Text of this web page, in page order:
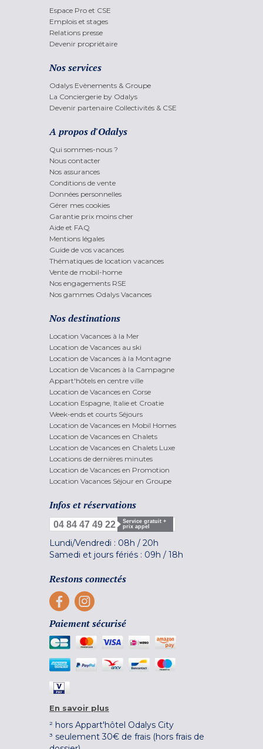
Espace Pro et CSE
Emplois et stages
Relations presse
Devenir propriétaire
Nos services
Odalys Evènements & Groupe
La Conciergerie by Odalys
Devenir partenaire Collectivités & CSE
A propos d'Odalys
Qui sommes-nous ?
Nous contacter
Nos assurances
Conditions de vente
Données personnelles
Gérer mes cookies
Garantie prix moins cher
Aide et FAQ
Mentions légales
Guide de vos vacances
Thématiques de location vacances
Vente de mobil-home
Nos engagements RSE
Nos gammes Odalys Vacances
Nos destinations
Location Vacances à la Mer
Location de Vacances au ski
Location de Vacances à la Montagne
Location de Vacances à la Campagne
Appart'hôtels en centre ville
Location de Vacances en Corse
Location Espagne, Italie et Croatie
Week-ends et courts Séjours
Location de Vacances en Mobil Homes
Location de Vacances en Chalets
Location de Vacances en Chalets Luxe
Locations de dernières minutes
Location de Vacances en Promotion
Location Vacances Séjour en Groupe
Infos et réservations
04 84 47 49 22
Service gratuit +
prix appel
Lundi/Vendredi : 08h / 20h
Samedi et jours fériés : 09h / 18h
Restons connectés
Paiement sécurisé
En savoir plus
² hors Appart'hôtel Odalys City
³ seulement 30€ de frais (hors frais de